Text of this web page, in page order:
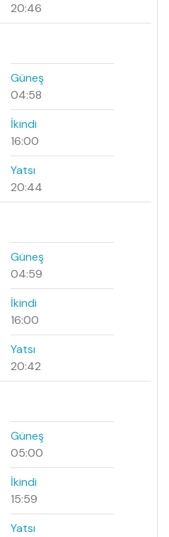
20:46
Güneş
04:58
İkindi
16:00
Yatsı
20:44
Güneş
04:59
İkindi
16:00
Yatsı
20:42
Güneş
05:00
İkindi
15:59
Yatsı